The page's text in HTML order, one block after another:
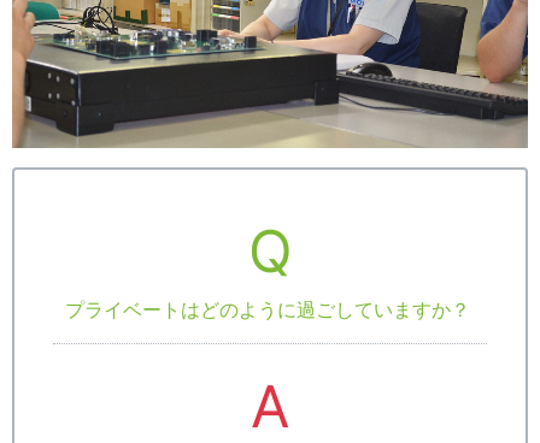
Q
プライベートはどのように過ごしていますか？
A